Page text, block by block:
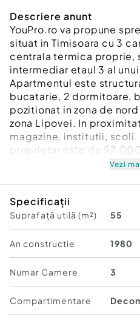
Descriere anunt
YouPro.ro va propune
situat in Timisoara cu 3
centrala termica proprie,
intermediar etaul 3 al
Apartmentul este
bucatarie, 2 dormitoare,
pozitionat in zona de
zona Lipovei. In
magazine, institutii,
proprietar este de
Număr Băi:1
Vezi
Specificații
Suprafață utilă (m²) 55
An constructie 1980
Numar Camere 3
Compartimentare